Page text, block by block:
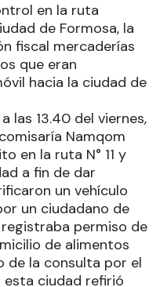
en la ruta
de Formosa, la
fiscal mercaderías
que eran
hacia la ciudad de
las 13.40 del viernes,
Namqom
en la ruta N° 11 y
a fin de dar
un vehículo
un ciudadano de
permiso de
de alimentos
de la consulta por el
ciudad refirió